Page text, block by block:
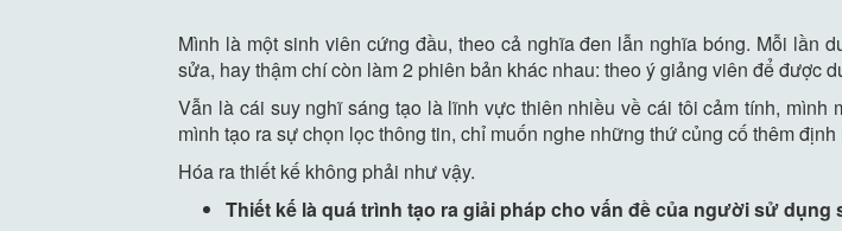
Mình là một sinh viên cứng đầu, theo cả nghĩa đen lẫn nghĩa bóng. Mỗi lần
sửa, hay thậm chí còn làm 2 phiên bản khác nhau: theo ý giảng viên để được
Vẫn là cái suy nghĩ sáng tạo là lĩnh vực thiên nhiều về cái tôi cảm tính,
mình tạo ra sự chọn lọc thông tin, chỉ muốn nghe những thứ củng cố thêm
Hóa ra thiết kế không phải như vậy.
Thiết kế là quá trình tạo ra giải pháp cho vấn đề của người sử dụng